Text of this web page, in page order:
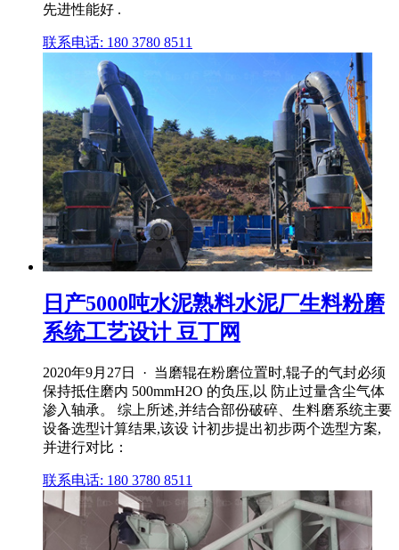
先进性能好 .
联系电话: 180 3780 8511
日产5000吨水泥熟料水泥厂生料粉磨
系统工艺设计 豆丁网
2020年9月27日 · 当磨辊在粉磨位置时,辊子的气封必须
保持抵住磨内 500mmH2O 的负压,以 防止过量含尘气体
渗入轴承。 综上所述,并结合部份破碎、生料磨系统主要
设备选型计算结果,该设 计初步提出初步两个选型方案,
并进行对比：
联系电话: 180 3780 8511